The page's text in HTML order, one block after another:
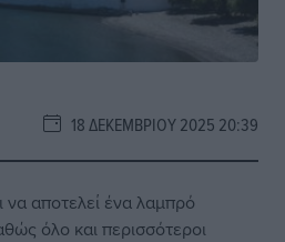
18 ΔΕΚΕΜΒΡΊΟΥ 2025 20:39
να αποτελεί ένα λαμπρό
όλο και περισσότεροι